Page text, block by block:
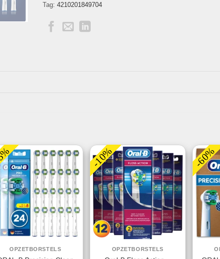
Tag: 4210201849704
OPZETBORSTELS
-10%
OPZETBORSTELS
-60%